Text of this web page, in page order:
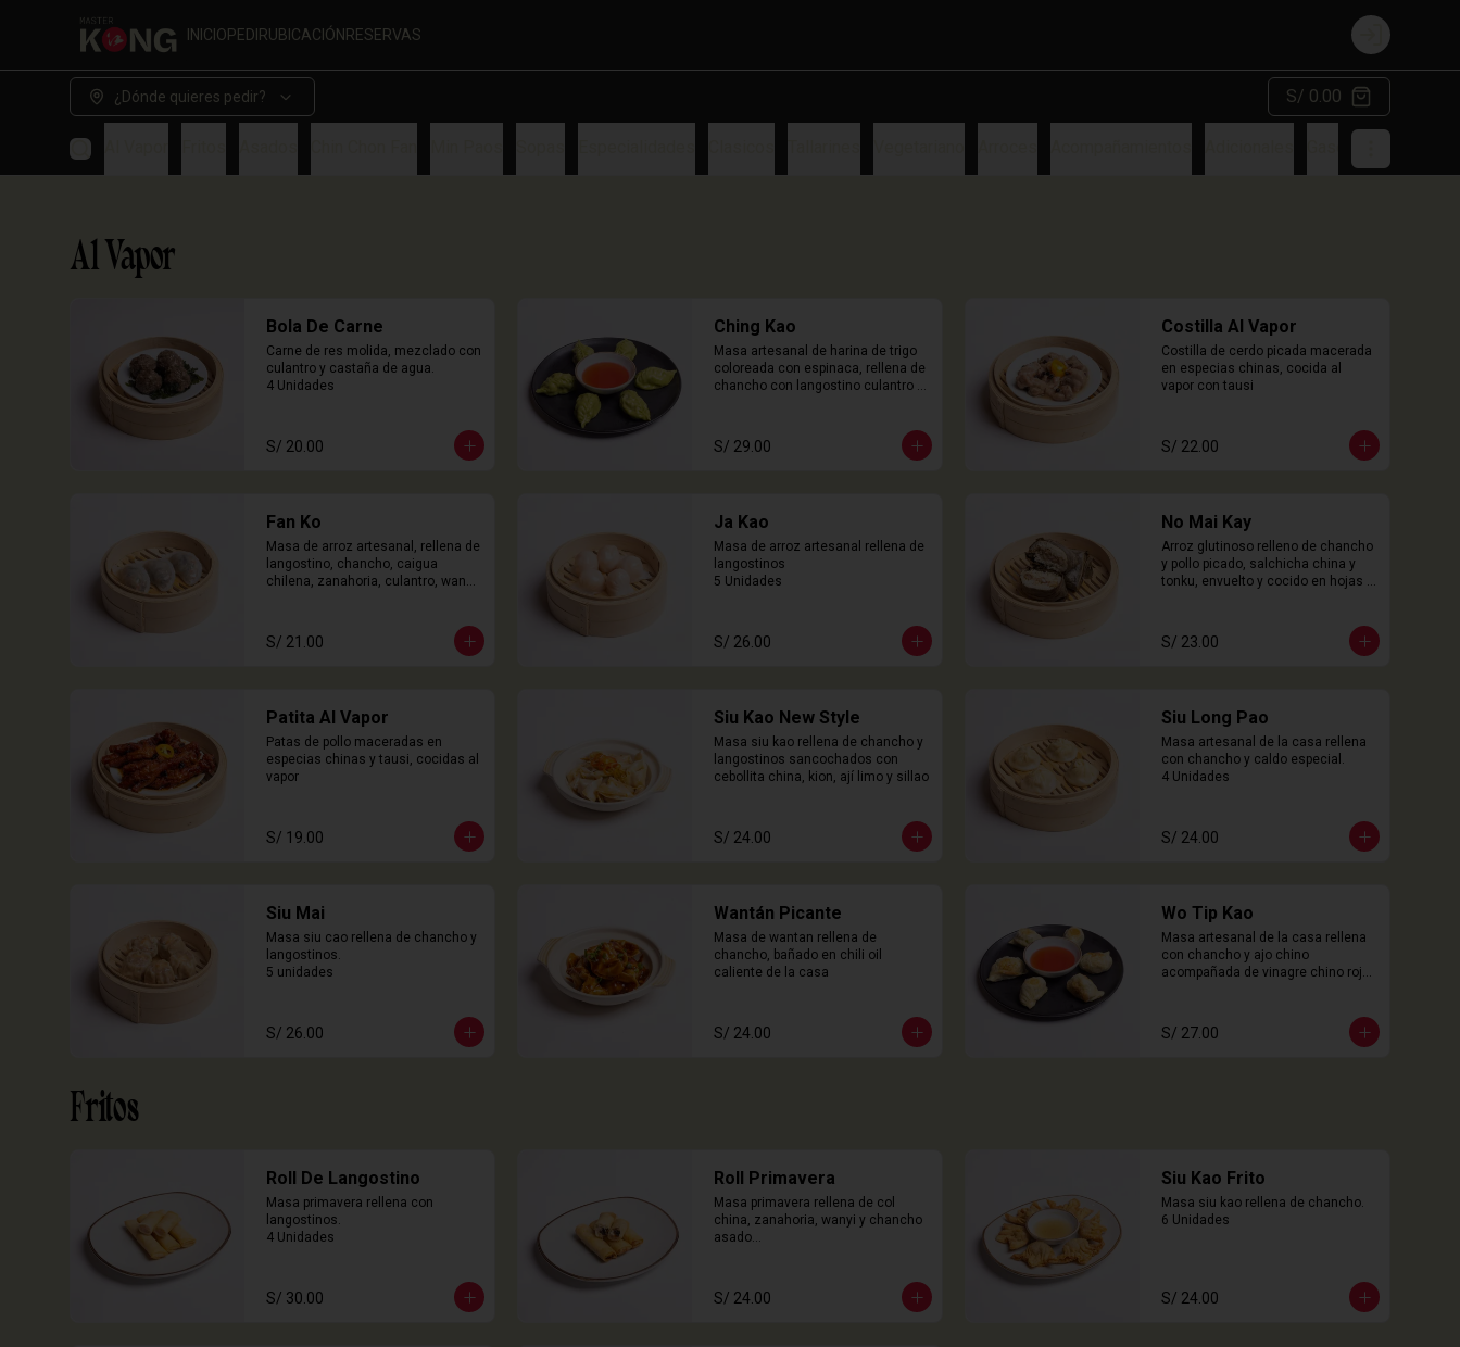
INICIOPEDIRUBICACIÓN RESERVAS
Login
¿Dónde quieres pedir? S/ 0.00
Al Vapor
Bola De Carne
Carne de res molida, mezclado con
culantro y castaña de agua.
4 Unidades
S/ 20.00
Ching Kao
Masa artesanal de harina de trigo
coloreada con espinaca, rellena de
chancho con langostino culantro y
S/ 29.00
Costilla Al Vapor
Costilla de cerdo picada macerada
en especias chinas, cocida al
vapor con tausi
S/ 22.00
Fan Ko
Masa de arroz artesanal, rellena de
langostino, chancho, caigua
chilena, zanahoria, culantro, wanyi.
S/ 21.00
Ja Kao
Masa de arroz artesanal rellena de
langostinos
5 Unidades
S/ 26.00
No Mai Kay
Arroz glutinoso relleno de chancho
y pollo picado, salchicha china y
tonku, envuelto y cocido en hojas
S/ 23.00
Patita Al Vapor
Patas de pollo maceradas en
especias chinas y tausi, cocidas al
vapor
S/ 19.00
Siu Kao New Style
Masa siu kao rellena de chancho y
langostinos sancochados con
cebollita china, kion, ají limo y sillao
S/ 24.00
Siu Long Pao
Masa artesanal de la casa rellena
con chancho y caldo especial.
4 Unidades
S/ 24.00
Siu Mai
Masa siu cao rellena de chancho y
langostinos.
5 unidades
S/ 26.00
Wantán Picante
Masa de wantan rellena de
chancho, bañado en chili oil
caliente de la casa
S/ 24.00
Wo Tip Kao
Masa artesanal de la casa rellena
con chancho y ajo chino
acompañada de vinagre chino rojo.
S/ 27.00
Fritos
Roll De Langostino
Masa primavera rellena con
langostinos.
4 Unidades
S/ 30.00
Roll Primavera
Masa primavera rellena de col
china, zanahoria, wanyi y chancho
asado
S/ 24.00
Siu Kao Frito
Masa siu kao rellena de chancho.
6 Unidades
S/ 24.00